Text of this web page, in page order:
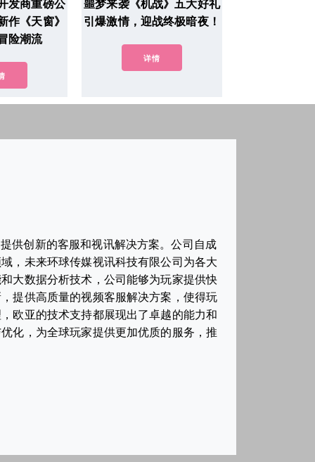
发商重磅公
作《天窗》
险潮流
噩梦来袭《机战》五大好礼
引爆激情，迎战终极暗夜！
详情
供创新的客服和视讯解决方案。公司自成
，未来环球传媒视讯科技有限公司为各大
大数据分析技术，公司能够为玩家提供快
提供高质量的视频客服解决方案，使得玩
欧亚的技术支持都展现出了卓越的能力和
化，为全球玩家提供更加优质的服务，推